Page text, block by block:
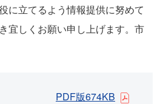
に立てるよう情報提供に努めて
宜しくお願い申し上げます。市
PDF版674KB